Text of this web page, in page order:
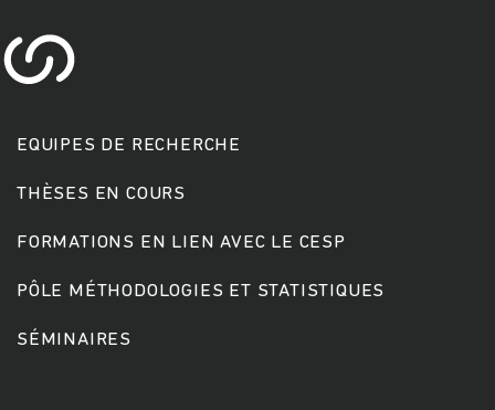
EQUIPES DE RECHERCHE
THÈSES EN COURS
FORMATIONS EN LIEN AVEC LE CESP
PÔLE MÉTHODOLOGIES ET STATISTIQUES
SÉMINAIRES